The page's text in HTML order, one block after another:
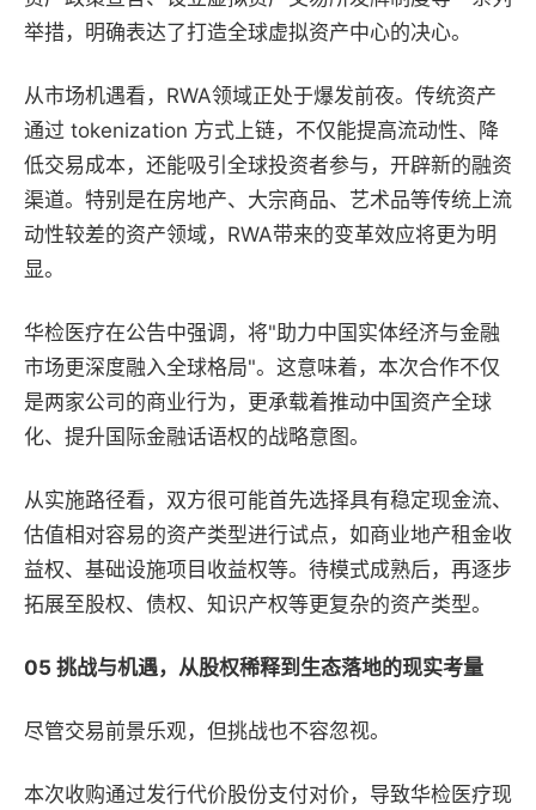
举措，明确表达了打造全球虚拟资产中心的决心。
从市场机遇看，RWA领域正处于爆发前夜。传统资产
通过 tokenization 方式上链，不仅能提高流动性、降
低交易成本，还能吸引全球投资者参与，开辟新的融资
渠道。特别是在房地产、大宗商品、艺术品等传统上流
动性较差的资产领域，RWA带来的变革效应将更为明
显。
华检医疗在公告中强调，将"助力中国实体经济与金融
市场更深度融入全球格局"。这意味着，本次合作不仅
是两家公司的商业行为，更承载着推动中国资产全球
化、提升国际金融话语权的战略意图。
从实施路径看，双方很可能首先选择具有稳定现金流、
估值相对容易的资产类型进行试点，如商业地产租金收
益权、基础设施项目收益权等。待模式成熟后，再逐步
拓展至股权、债权、知识产权等更复杂的资产类型。
05 挑战与机遇，从股权稀释到生态落地的现实考量
尽管交易前景乐观，但挑战也不容忽视。
本次收购通过发行代价股份支付对价，导致华检医疗现